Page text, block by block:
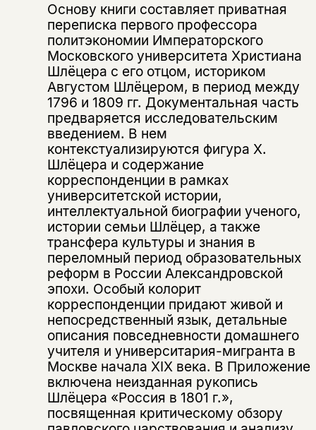
Основу книги составляет приватная
переписка первого профессора
политэкономии Императорского
Московского университета Христиана
Шлёцера с его отцом, историком
Августом Шлёцером, в период между
1796 и 1809 гг. Документальная часть
предваряется исследовательским
введением. В нем
контекстуализируются фигура Х.
Шлёцера и содержание
корреспонденции в рамках
университетской истории,
интеллектуальной биографии ученого,
истории семьи Шлёцер, а также
трансфера культуры и знания в
переломный период образовательных
реформ в России Александровской
эпохи. Особый колорит
корреспонденции придают живой и
непосредственный язык, детальные
описания повседневности домашнего
учителя и университария-мигранта в
Москве начала XIX века. В Приложение
включена неизданная рукопись
Шлёцера «Россия в 1801 г.»,
посвященная критическому обзору
Поделиться
Подписка на рассылку
Раз в неделю мы отправляем рассылку
о книгах и событиях «НЛО».
За подписку дарим промокод на
скидку 15%
Я соглашаюсь сПолитикой конфиденциальности
подписаться
Этой книги временно
нет в продаже.
Вы можете подписаться на
уведомления, и при поступлении книги
на склад получить письмо на указанный
электронный адрес.
Я соглашаюсь сПолитикой конфиденциальности
подписаться
Эта книга
не предназначена для
несовершеннолетних
Скажите, пожалуйста,
вам уже исполнилось 18 лет?
да
нет, вернуться назад